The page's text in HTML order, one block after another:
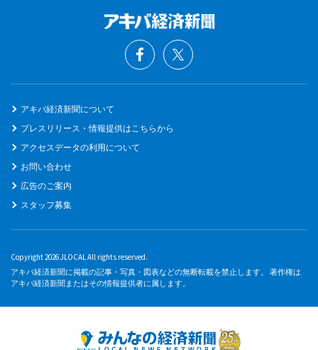
アキバ経済新聞について
プレスリリース・情報提供はこちらから
アクセスデータの利用について
お問い合わせ
広告のご案内
スタッフ募集
Copyright 2026 JLOCAL All rights reserved.
アキバ経済新聞に掲載の記事・写真・図表などの無断転載を禁止します。 著作権は
アキバ経済新聞またはその情報提供者に属します。